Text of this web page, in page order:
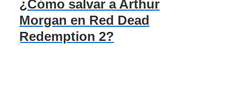
¿Cómo salvar a Arthur
Morgan en Red Dead
Redemption 2?